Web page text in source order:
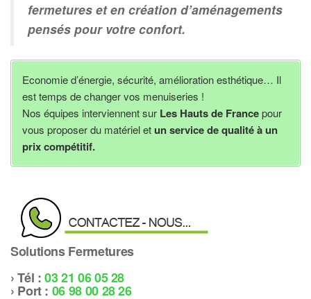
fermetures et en création d’aménagements
pensés pour votre confort.
Economie d’énergie, sécurité, amélioration esthétique… Il
est temps de changer vos menuiseries !
Nos équipes interviennent sur Les Hauts de Francepour
vous proposer du matériel etun service de qualité à un
prix compétitif.
Solutions Fermetures
› Tél :03 21 06 05 28
› Port : 06 98 00 28 26